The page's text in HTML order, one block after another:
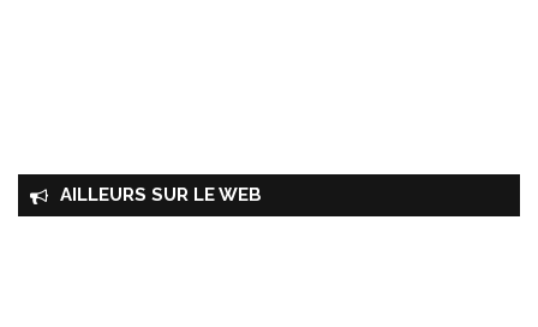
AILLEURS SUR LE WEB